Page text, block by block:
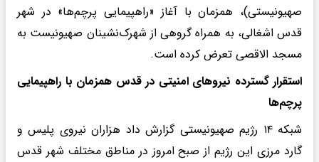
صهیونیستی)، همزمان با آغاز «راهپیمایی پرچم‌ها» در شهر
قدس اشغالی، به همراه گروهی از شهرک‌نشینان صهیونیست به
مسجد الاقصی تعرض کرده است.
استقرار گسترده نیروهای امنیتی در قدس همزمان با راهپیمایی
پرچم‌ها
شبکه ۱۴ رژیم صهیونیستی گزارش داد هزاران نیروی پلیس و
گارد مرزی این رژیم از صبح امروز در مناطق مختلف شهر قدس